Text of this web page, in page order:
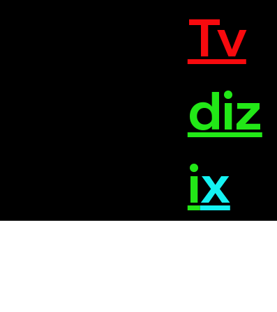
Tv
diz
ix